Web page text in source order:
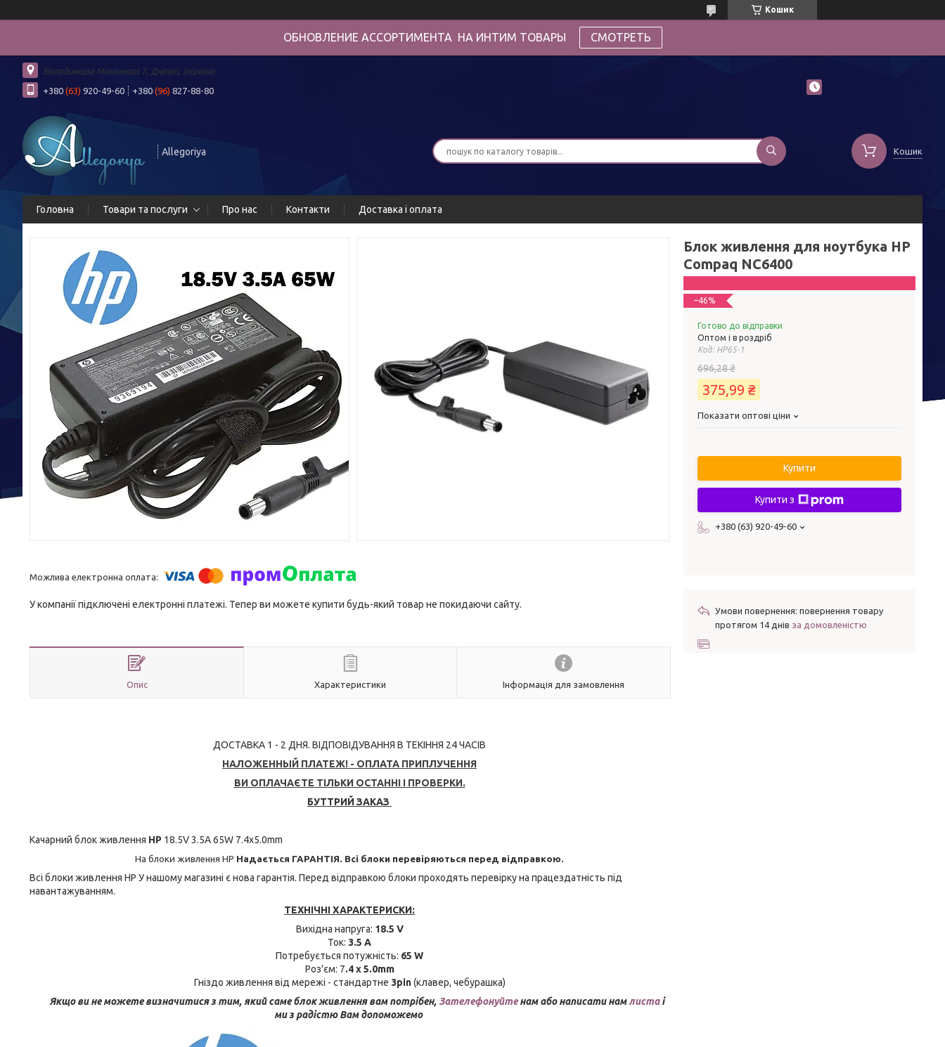
Кошик
ОБНОВЛЕНИЕ АССОРТИМЕНТА НА ИНТИМ ТОВАРЫ СМОТРЕТЬ
Володимира Мономаха 7, Дніпро, Україна
+380 (63) 920-49-60 +380 (96) 827-88-80
Allegoriya Кошик
Головна Товари та послуги Про нас Контакти Доставка і оплата
У компанії підключені електронні платежі. Тепер ви можете купити будь-який товар не покидаючи сайту.
Опис Характеристики Інформація для замовлення
ДОСТАВКА 1 - 2 ДНЯ. ВІДПОВІДУВАННЯ В ТЕКІННЯ 24 ЧАСІВ
НАЛОЖЕННЫЙ ПЛАТЕЖ! - ОПЛАТА ПРИПЛУЧЕННЯ
ВИ ОПЛАЧАЄТЕ ТІЛЬКИ ОСТАННІ І ПРОВЕРКИ.
БУТТРИЙ ЗАКАЗ
Качарний блок живлення HP 18.5V 3.5A 65W 7.4x5.0mm
На блоки живлення HP Надається ГАРАНТІЯ. Всі блоки перевіряються перед відправкою.
Всі блоки живлення HP У нашому магазині є нова гарантія. Перед відправкою блоки проходять перевірку на працездатність під
навантажуванням.
ТЕХНІЧНІ ХАРАКТЕРИСКИ:
Вихідна напруга: 18.5 V
Ток: 3.5 A
Потребується потужність: 65 W
Роз'єм: 7.4 x 5.0mm
Гніздо живлення від мережі - стандартне 3pin(клавер, чебурашка)
Якщо ви не можете визначитися з тим, який саме блок живлення вам потрібен, Зателефонуйтенам або написати намлистаі
ми з радістю Вам допоможемо
Блок живлення для ноутбука HP
Compaq NC6400
–46%
Готово до відправки
Оптом і в роздріб
Код: НР65-1
696,28 ₴
375,99 ₴
Показати оптові ціни
Купити
Купити з
+380 (63) 920-49-60
повернення товару
протягом 14 днів за домовленістю